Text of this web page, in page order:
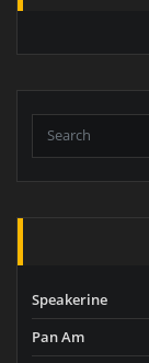
Speakerine
Pan Am